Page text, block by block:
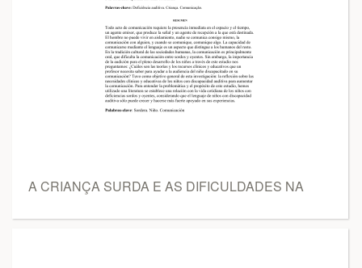
A CRIANÇA SURDA E AS DIFICULDADES NA